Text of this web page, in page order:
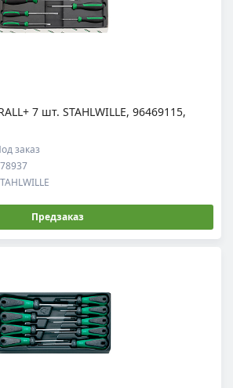
7 шт. STAHLWILLE, 96469115,
заказ
Предзаказ